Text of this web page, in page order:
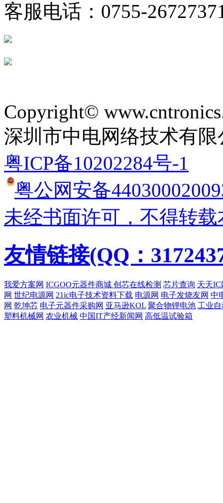
客服电话：0755-
Copyright©
深圳市中电网络技术有
粤ICP备10202284号-1
粤公网安备
未经书面许可，不得转
友情链接(QQ：
我爱方案网 ICGOO元器件商城 创芯在线检测 芯片查询 天天IC
网 世纪电源网 21ic电子技术资料下载 电源网 电子发烧友网 中
网 乾坤芯 电子元器件采购网 亚马逊KOL 聚合物锂电池 工业
塑料机械网 农业机械 中国IT产经新闻网 高低温试验箱